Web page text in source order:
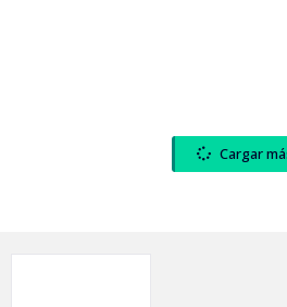
Cargar